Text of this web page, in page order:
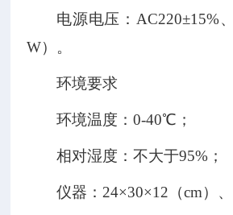
电源电压： AC220±15%、
W）。
环境要求
环境温度：0-40℃；
相对湿度：不大于95% ；
仪器： 24×30×12 （cm）、